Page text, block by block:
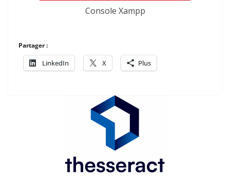
Console Xampp
Partager :
LinkedIn X Plus